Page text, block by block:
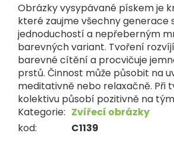
Obrázky vysypávané pískem je
které zaujme všechny generace
jednoduchostí a nepřeberným
barevných variant. Tvoření
barevné cítění a procvičuje
prstů. Činnost může působit na
meditativně nebo relaxačně. Při
kolektivu působí pozitivně na
Kategorie: Zvířecí obrázky
kod: C1139